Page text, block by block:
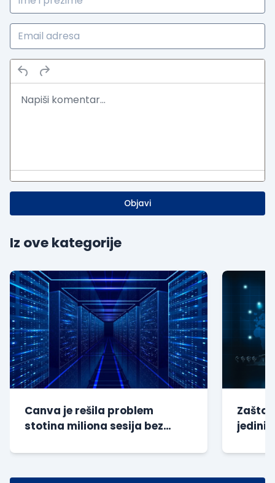
Objavi
Iz ove kategorije
Canva je rešila problem
stotina miliona sesija bez
Zašto
jedini